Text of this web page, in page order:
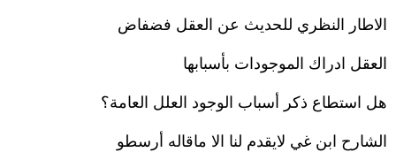
الاطار النظري للحديث عن العقل فضفاض
العقل ادراك الموجودات بأسبابها
هل استطاع ذكر أسباب الوجود العلل العامة؟
الشارح ابن غي لايقدم لنا الا ماقاله أرسطو